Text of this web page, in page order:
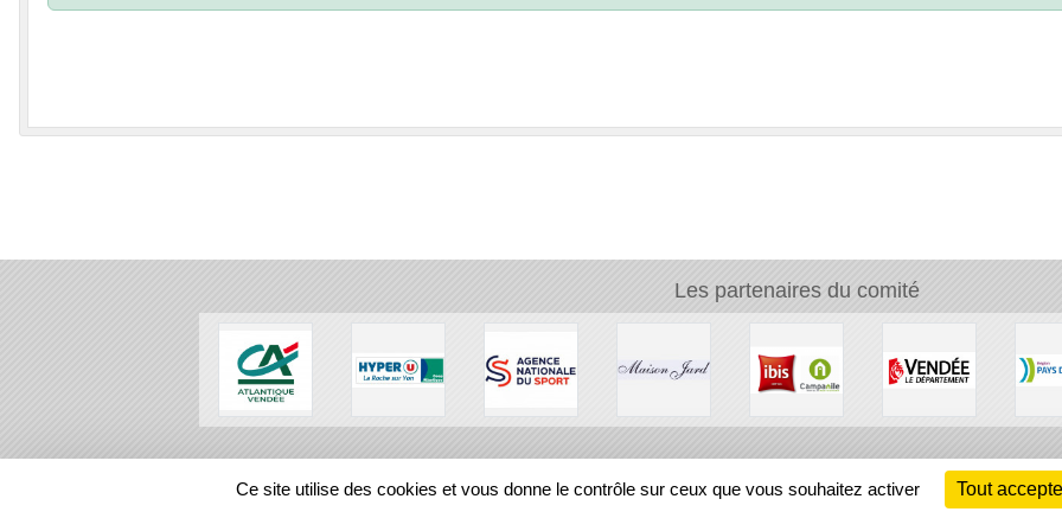
Les partenaires du comité
REGIONS
Ce site utilise des cookies et vous donne le contrôle sur ceux que vous souhaitez activer Tout